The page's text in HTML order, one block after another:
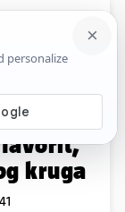
Komentari
favorit,
kruga